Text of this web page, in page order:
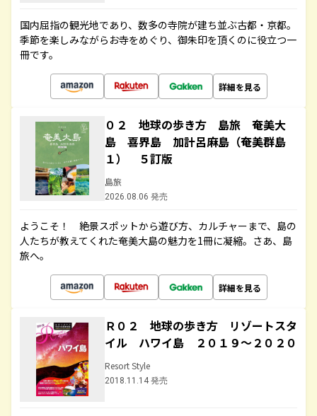
国内屈指の観光地であり、数多の寺院が建ち並ぶ古都・京都。
季節を楽しみながらお寺をめぐり、御朱印を頂くのに役立つ一
冊です。
詳細を見る
０２ 地球の歩き方 島旅 奄美大
島 喜界島 加計呂麻島（奄美群島
１） ５訂版
島旅
2026.08.06 発売
ようこそ！ 絶景スポットから遊び方、カルチャーまで、島の
人たちが教えてくれた奄美大島の魅力を1冊に凝縮。さあ、島
旅へ。
詳細を見る
Ｒ０２ 地球の歩き方 リゾートスタ
イル ハワイ島 ２０１９～２０２０
Resort Style
2018.11.14 発売